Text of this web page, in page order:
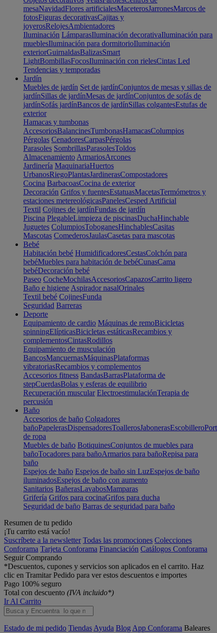
mesaNavidadFlores artificialesMaceterosJarronesMarcos de
fotosFiguras decorativasCajitas y
joyerosRelojesAmbientadores
Iluminación LámparasIluminación decorativaIluminación para
mueblesIluminación para dormitorioIluminación
exteriorGuirnaldasBalizasSmart
LightBombillasFocosIluminación con rielesCintas Led
Tendencias y temporadas
Jardín
Muebles de jardín Set de jardínConjuntos de mesas y sillas de
jardínSillas de jardínMesas de jardínConjuntos de sofás de
jardínSofás jardínBancos de jardínSillas colgantesEstufas de
exterior
Hamacas y tumbonas
AccesoriosBalancinesTumbonasHamacasColumpios
Pérgolas CenadoresCarpasPérgolas
Parasoles SombrillasParasolesToldos
Almacenamiento ArmariosArcones
Jardinería MaquinariaHuertos
UrbanosRiegoPlantasJardinerasCompostadores
Cocina BarbacoasCocina de exterior
Decoración Grifos y fuentesEstatuasMacetasTermómetros y
estaciones metereológicasPanelesCesped Artificial
Textil Cojines de jardínFundas de jardín
Piscina PlegableLimpieza de piscinasDuchaHinchable
Juguetes ColumpiosToboganesHinchablesCasitas
Mascotas ComederosJaulasCasetas para mascotas
Bebé
Habitación bebé HumidificadoresCestasColchón para
bebéMuebles para habitación de bebéCunasCama
bebéDecoración bebé
Paseo CocheMochilasAccesoriosCapazosCarrito ligero
Baño e higiene Aspirador nasalOrinales
Textil bebé CojinesFunda
Seguridad Barreras
Deporte
Equipamiento de cardio Máquinas de remoBicicletas
spinningElípticasBicicletas estáticasRecambios y
complementosCintasRodillos
Equipamiento de musculación
BancosMancuernasMáquinasPlataformas
vibratoriasRecambios y complementos
Accesorios fitness BandasBarrasPlataforma de
stepCuerdasBolas y esferas de equilibrio
Recuperación muscular ElectroestimulaciónTerapia de
percusión
Baño
Accesorios de baño Colgadores
bañoPapelerasDispensadoresToallerosJabonerasEscobillero
de ropa
Muebles de baño BotiquinesConjuntos de muebles para
bañoTocadores para bañoArmarios para bañoRepisa para
baño
Espejos de baño Espejos de baño sin LuzEspejos de baño
iluminadosEspejos de baño con aumento
Sanitarios BañerasLavabosMamparas
Grifería Grifos para cocinaGrifos para ducha
Seguridad de baño Barras de seguridad para baño
Resumen de tu pedido
¡Tu carrito está vacío!
Suscríbete a la newsletter Todas las promociones Colecciones
Conforama Tarjeta Conforama Financiación Catálogos Conforama
Seguir Comprando
*Descuentos, cupones y servicios son aplicados en el carrito. Haz
clic en Tramitar Pedido para ver estos descuentos e importes
Pago 100% seguro
Total con descuento (IVA incluido*)
Ir Al Carrito
Estado de mi pedido Tiendas Ayuda Blog App Conforama Baleares